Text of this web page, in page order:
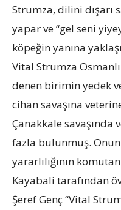
Strumza, dilini dışarı
yapar ve “gel seni
köpeğin yanına
Vital Strumza
denen birimin yedek
cihan savaşına
Çanakkale savaşında
fazla bulunmuş.
yararlılığının
Kayabali tarafından
Şeref Genç “Vital